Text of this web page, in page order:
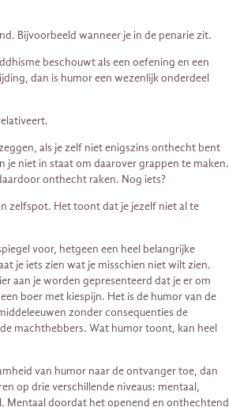
Bijvoorbeeld wanneer je in de penarie zit.
beschouwt als een oefening en een
dan is humor een wezenlijk onderdeel
als je zelf niet enigszins onthecht bent
je niet in staat om daarover grappen te maken.
onthecht raken. Nog iets?
zelfspot. Het toont dat je jezelf niet al te
voor, hetgeen een heel belangrijke
je iets zien wat je misschien niet wilt zien.
aan je worden gepresenteerd dat je er om
boer met kiespijn. Het is de humor van de
zonder consequenties de
machthebbers. Wat humor toont, kan heel
van humor naar de ontvanger toe, dan
op drie verschillende niveaus: mentaal,
Mentaal doordat het openend en onthechtend